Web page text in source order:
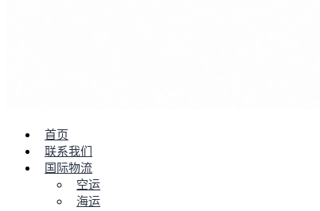
首页
联系我们
国际物流
空运
海运